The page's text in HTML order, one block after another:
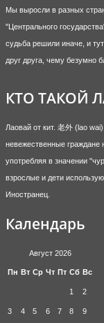
Мы выросли в разных
"Центрального
судьба решили иначе, и
друг друга, чему безумно
КТО ТАКОЙ
Лаовай от кит. 老外 (lao
невежественные граждане
употребляя в значении
взрослые и дети
Иностранец.
Календарь
Август 2026
Пн Вт Ср Чт Пт Сб Вс
1 2
3 4 5 6 7 8 9